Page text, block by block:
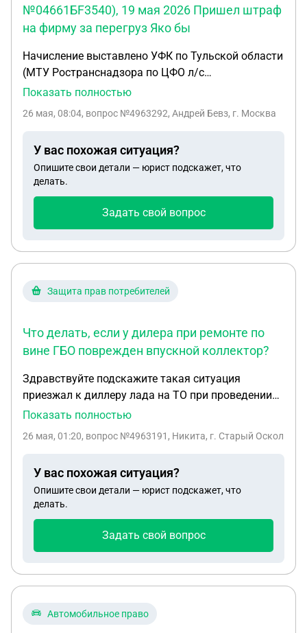
№04661БF3540), 19 мая 2026 Пришел штраф
на фирму за перегруз Яко бы
Начисление выставлено УФК по Тульской области
(МТУ Ространснадзора по ЦФО л/с
№04661БF3540), 19 мая 2026 Пришел штраф на
вообще пустая !! Есть видео которое водитель
оспорить штраф ?
Показать полностью
26 мая, 08:04, вопрос №4963292, Андрей Бевз, г. Москва
У вас похожая ситуация?
Опишите свои детали — юрист подскажет, что
делать.
Задать свой вопрос
Защита прав потребителей
Что делать, если у дилера при ремонте по
вине ГБО поврежден впускной коллектор?
Здравствуйте подскажите такая ситуация
приезжал к диллеру лада на ТО при проведении
ТО диллер сказал что замена ремня грм не
ремень порвался обратился к диллеру дилер
машине установлено газовое оборудование при
проведении работы разорвало впускной колектор
специалисты хотели завести автомобиль теперь
меня установлено гбо и отказывается проводить
предосиавлении автомобиля диллеру балон был
диллер отручивал газовый редуктор и двигал
Показать полностью
26 мая, 01:20, вопрос №4963191, Никита, г. Старый Оскол
У вас похожая ситуация?
Опишите свои детали — юрист подскажет, что
делать.
Задать свой вопрос
Автомобильное право